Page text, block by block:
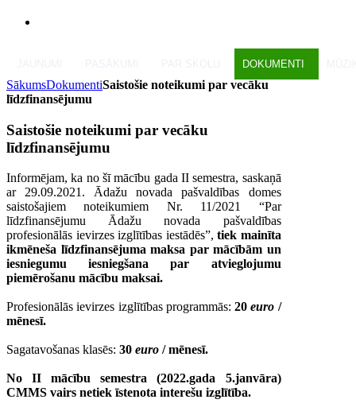
DOKUMENTI
SākumsDokumentiSaistošie noteikumi par vecāku
līdzfinansējumu
Saistošie noteikumi par vecāku
līdzfinansējumu
Informējam, ka no šī mācību gada II semestra, saskaņā
ar 29.09.2021. Ādažu novada pašvaldības domes
saistošajiem noteikumiem Nr. 11/2021 “Par
līdzfinansējumu Ādažu novada pašvaldības
profesionālās ievirzes izglītības iestādēs”,tiek mainīta
ikmēneša līdzfinansējuma maksa par mācībām un
iesniegumu iesniegšana par atvieglojumu
piemērošanu mācību maksai.
Profesionālās ievirzes izglītības programmās: 20euro /
mēnesī.
Sagatavošanas klasēs: 30 euro / mēnesī.
No II mācību semestra (2022.gada 5.janvāra)
CMMS vairs netiek īstenota interešu izglītība.